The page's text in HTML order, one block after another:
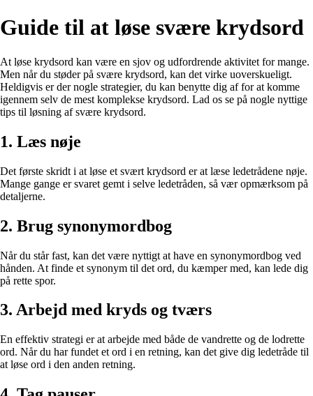
Guide til at løse svære krydsord
At løse krydsord kan være en sjov og udfordrende aktivitet for mange.
Men når du støder på svære krydsord, kan det virke uoverskueligt.
Heldigvis er der nogle strategier, du kan benytte dig af for at komme
igennem selv de mest komplekse krydsord. Lad os se på nogle nyttige
tips til løsning af svære krydsord.
1. Læs nøje
Det første skridt i at løse et svært krydsord er at læse ledetrådene nøje.
Mange gange er svaret gemt i selve ledetråden, så vær opmærksom på
detaljerne.
2. Brug synonymordbog
Når du står fast, kan det være nyttigt at have en synonymordbog ved
hånden. At finde et synonym til det ord, du kæmper med, kan lede dig
på rette spor.
3. Arbejd med kryds og tværs
En effektiv strategi er at arbejde med både de vandrette og de lodrette
ord. Når du har fundet et ord i en retning, kan det give dig ledetråde til
at løse ord i den anden retning.